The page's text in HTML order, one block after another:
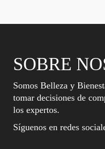
SOBRE
Somos Belleza y
tomar decisiones de
los expertos.
Síguenos en redes